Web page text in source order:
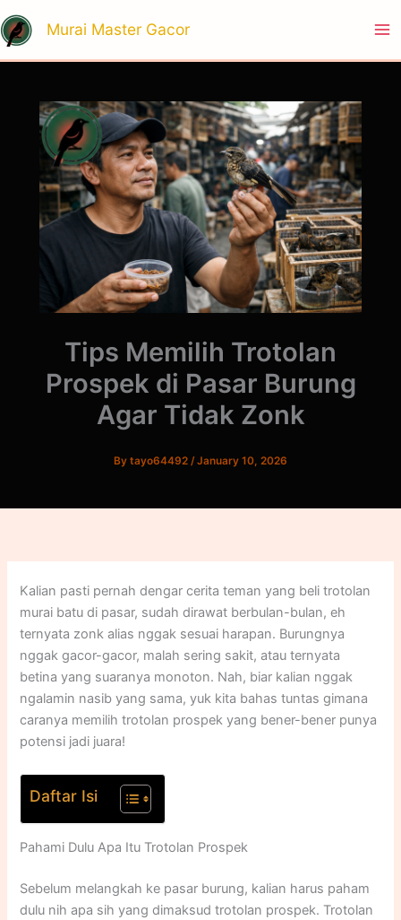
to
Murai Master Gacor
Tips Memilih Trotolan
Prospek di Pasar Burung
Agar Tidak Zonk
By tayo64492 /January 10, 2026
Kalian pasti pernah dengar cerita teman yang beli trotolan
murai batu di pasar, sudah dirawat berbulan-bulan, eh
ternyata zonk alias nggak sesuai harapan. Burungnya
nggak gacor-gacor, malah sering sakit, atau ternyata
betina yang suaranya monoton. Nah, biar kalian nggak
ngalamin nasib yang sama, yuk kita bahas tuntas gimana
caranya memilih trotolan prospek yang bener-bener punya
potensi jadi juara!
Daftar Isi
Pahami Dulu Apa Itu Trotolan Prospek
Sebelum melangkah ke pasar burung, kalian harus paham
dulu nih apa sih yang dimaksud trotolan prospek. Trotolan